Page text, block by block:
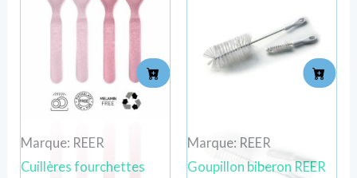
Marque: REER
Cuillères fourchettes
Marque: REER
Goupillon biberon REER